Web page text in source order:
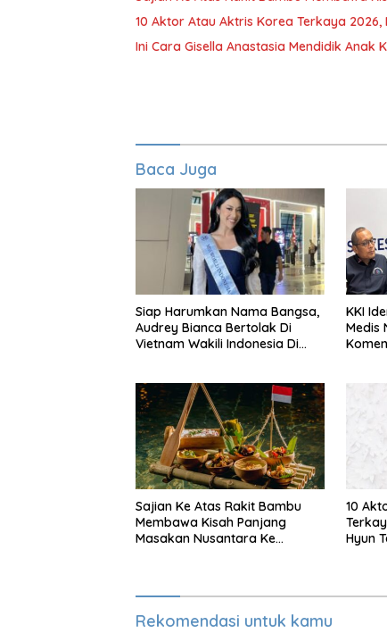
10 Aktor Atau Aktris Korea Terkaya 2026,
Ini Cara Gisella Anastasia Mendidik Anak
Baca Juga
Siap Harumkan Nama Bangsa,
Audrey Bianca Bertolak Di
Vietnam Wakili Indonesia Di
KKI
Medis
Sajian Ke Atas Rakit Bambu
Membawa Kisah Panjang
Masakan Nusantara Ke
10
Hyun
Rekomendasi untuk kamu